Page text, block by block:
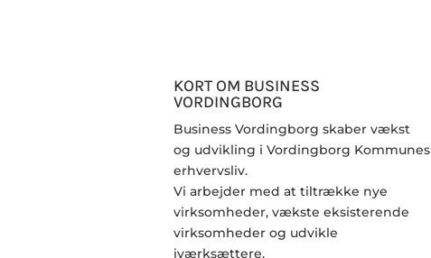
KORT OM BUSINESS
VORDINGBORG
Business Vordingborg skaber vækst
og udvikling i Vordingborg Kommunes
erhvervsliv.
Vi arbejder med at tiltrække nye
virksomheder, vækste eksisterende
virksomheder og udvikle
iværksættere.